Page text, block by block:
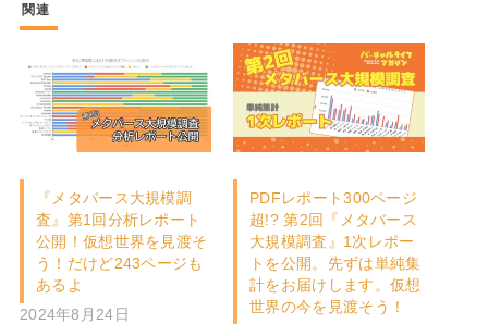
関連
『メタバース大規模調
査』第1回分析レポート
公開！仮想世界を見渡そ
う！だけど243ページも
あるよ
2024年8月24日
PDFレポート300ページ
超!? 第2回『メタバース
大規模調査』1次レポー
トを公開。先ずは単純集
計をお届けします。仮想
世界の今を見渡そう！